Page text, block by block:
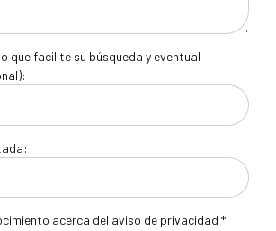
que facilite su búsqueda y eventual
acerca del aviso de privacidad *